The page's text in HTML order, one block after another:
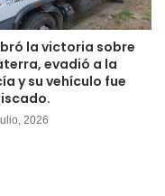
la victoria sobre
evadió a la
y su vehículo fue
2026